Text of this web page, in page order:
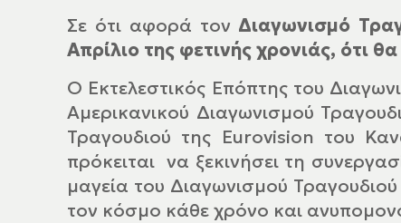
Σε ότι αφορά τον Διαγωνισμό
Απρίλιο της φετινής χρονιάς, ότι
Ο Εκτελεστικός Επόπτης του
Αμερικανικού Διαγωνισμού
Τραγουδιού της Eurovision του
πρόκειται να ξεκινήσει τη
μαγεία του Διαγωνισμού
τον κόσμο κάθε χρόνο και